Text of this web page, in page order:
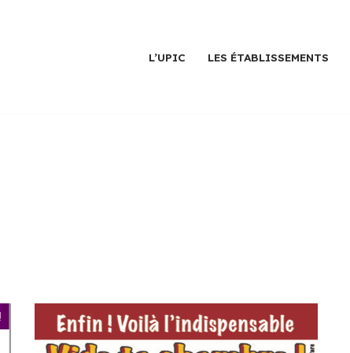
L’UPIC LES ÉTABLISSEMENTS